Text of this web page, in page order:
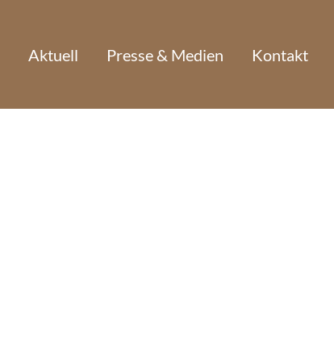
Aktuell Presse & Medien Kontakt